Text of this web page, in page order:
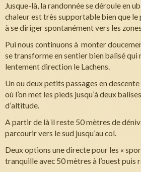
Jusque-là, la randonnée se déroule en
chaleur est très supportable bien que
à se diriger spontanément vers les
Pui nous continuons à monter
se transforme en sentier bien balisé qui
lentement direction le Lachens.
Un ou deux petits passages en
où l’on met les pieds jusqu’à deux
d’altitude.
A partir de là il reste 50 mètres de
parcourir vers le sud jusqu’au col.
Deux options une directe pour les «
tranquille avec 50 mètres à l’ouest puis